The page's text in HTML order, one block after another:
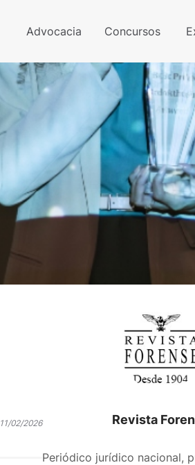
Advocacia Concursos
11/02/2026 Revista
Periódico jurídico nacional,